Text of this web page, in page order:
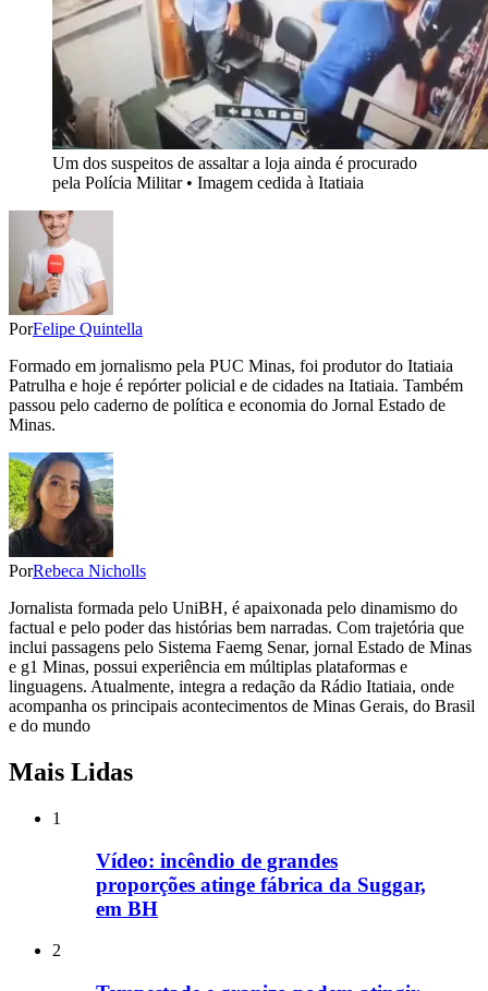
Um dos suspeitos de assaltar a loja ainda é procurado
pela Polícia Militar • Imagem cedida à Itatiaia
PorFelipe Quintella
Formado em jornalismo pela PUC Minas, foi produtor do Itatiaia
Patrulha e hoje é repórter policial e de cidades na Itatiaia. Também
passou pelo caderno de política e economia do Jornal Estado de
Minas.
PorRebeca Nicholls
Jornalista formada pelo UniBH, é apaixonada pelo dinamismo do
factual e pelo poder das histórias bem narradas. Com trajetória que
inclui passagens pelo Sistema Faemg Senar, jornal Estado de Minas
e g1 Minas, possui experiência em múltiplas plataformas e
linguagens. Atualmente, integra a redação da Rádio Itatiaia, onde
acompanha os principais acontecimentos de Minas Gerais, do Brasil
e do mundo
Mais Lidas
1
Vídeo: incêndio de grandes
proporções atinge fábrica da Suggar,
em BH
2